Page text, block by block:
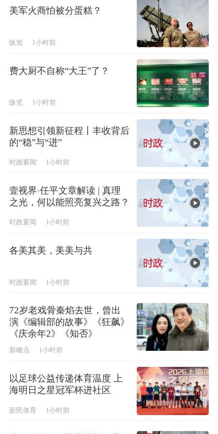
美军火商怕被分蛋糕？
纵览 1小时前
费大厨不自称“大王”了？
纵览 1小时前
新思想引领新征程丨丰收背后
的“稳”与“进”
时政要闻 1小时前
壹视界·任平文章解读 | 真理
之光，何以能照亮复兴之路？
时政要闻 1小时前
各美其美，美美与共
时政要闻 1小时前
72岁老戏骨秦焰去世，曾出
演《编辑部的故事》《狂飙》
《庆余年2》《知否》
新瞰点 1小时前
以足球公益传递体育温度 上
海明日之星冠军杯进社区
新民体育 1小时前